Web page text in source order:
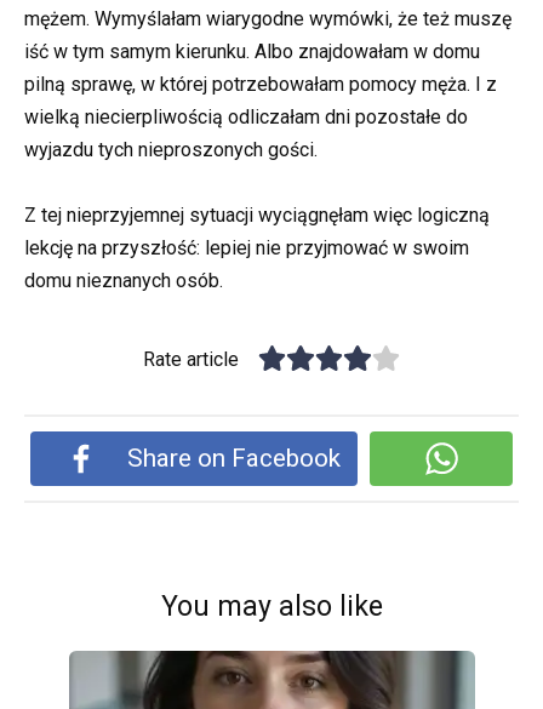
mężem. Wymyślałam wiarygodne wymówki, że też muszę
iść w tym samym kierunku. Albo znajdowałam w domu
pilną sprawę, w której potrzebowałam pomocy męża. I z
wielką niecierpliwością odliczałam dni pozostałe do
wyjazdu tych nieproszonych gości.
Z tej nieprzyjemnej sytuacji wyciągnęłam więc logiczną
lekcję na przyszłość: lepiej nie przyjmować w swoim
domu nieznanych osób.
Rate article
Share on Facebook
You may also like